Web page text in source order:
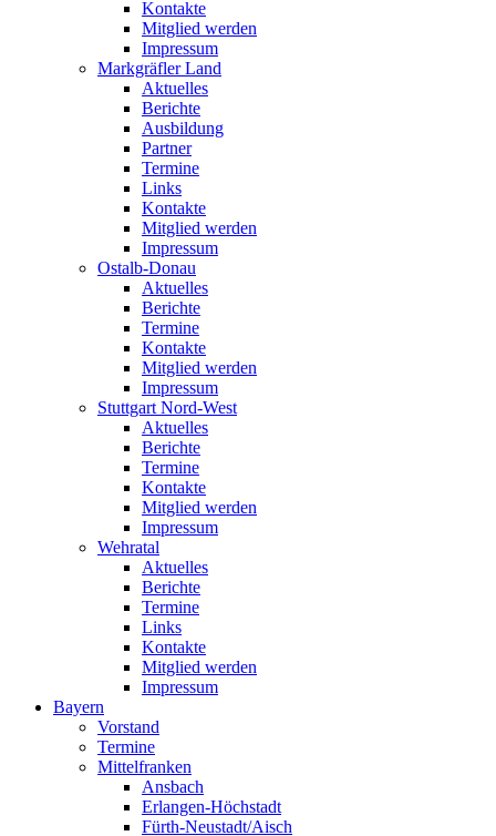
Kontakte
Mitglied werden
Impressum
Markgräfler Land
Aktuelles
Berichte
Ausbildung
Partner
Termine
Links
Kontakte
Mitglied werden
Impressum
Ostalb-Donau
Aktuelles
Berichte
Termine
Kontakte
Mitglied werden
Impressum
Stuttgart Nord-West
Aktuelles
Berichte
Termine
Kontakte
Mitglied werden
Impressum
Wehratal
Aktuelles
Berichte
Termine
Links
Kontakte
Mitglied werden
Impressum
Bayern
Vorstand
Termine
Mittelfranken
Ansbach
Erlangen-Höchstadt
Fürth-Neustadt/Aisch